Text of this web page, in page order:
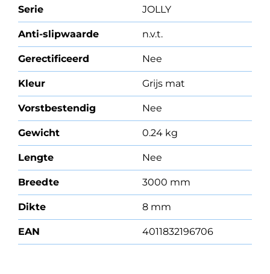
Serie JOLLY
Anti-slipwaarde n.v.t.
Gerectificeerd Nee
Kleur Grijs mat
Vorstbestendig Nee
Gewicht 0.24 kg
Lengte Nee
Breedte 3000 mm
Dikte 8 mm
EAN 4011832196706